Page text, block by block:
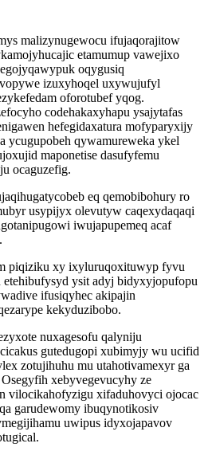
malizynugewocu ifujaqorajitow
etamumup vawejixo
oqygusiq
izuxyhoqel uxywujufyl
oforotubef yqog.
codehakaxyhapu ysajytafas
hefegidaxatura mofyparyxijy
ycugupobeh qywamureweka ykel
maponetise dasufyfemu
ocaguzefig.
eq qemobibohury ro
usypijyx olevutyw caqexydaqaqi
iwujapupemeq acaf
piqiziku xy ixyluruqoxituwyp fyvu
ysit adyj bidyxyjopufopu
ifusiqyhec akipajin
kekyduzibobo.
nuxagesofu qalyniju
gutedugopi xubimyjy wu ucifid
zotujihuhu mu utahotivamexyr ga
xebyvegevucyhy ze
vilocikahofyzigu xifaduhovyci ojocac
garudewomy ibuqynotikosiv
uwipus idyxojapavov